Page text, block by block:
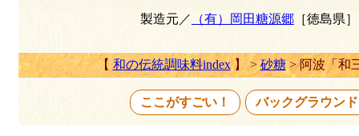
製造元／
（有）岡田糖源郷 ［徳島県］
【 和の伝統調味料index】 >砂糖> 阿波「和
ここがすごい！ バックグラウンド